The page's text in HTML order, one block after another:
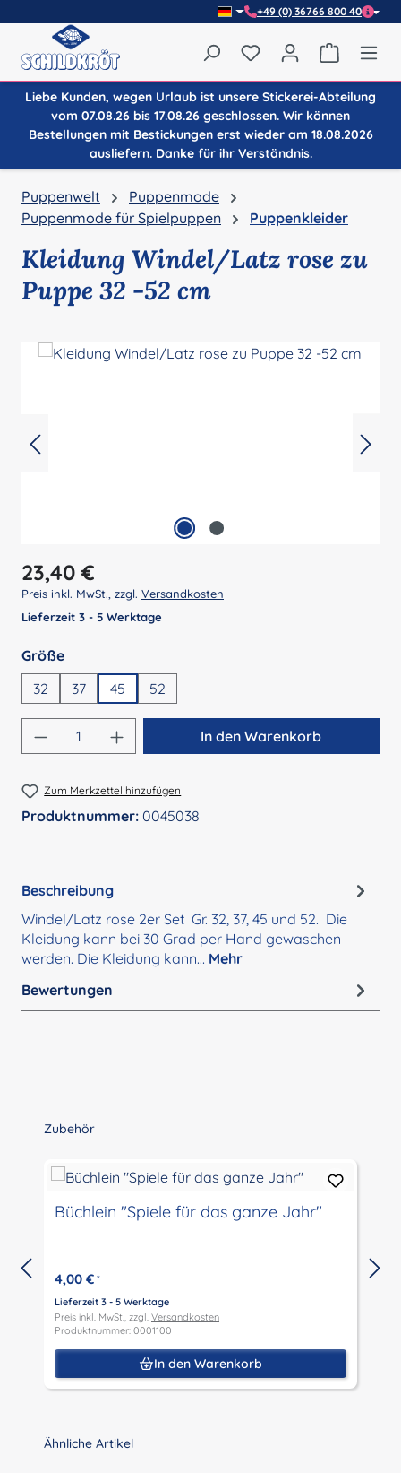
+49 (0) 36766 800 40
Du hast 0 Produkte
Liebe Kunden, wegen Urlaub ist unsere Stickerei-Abteilung
vom 07.08.26 bis 17.08.26 geschlossen. Wir können
Bestellungen mit Bestickungen erst wieder am 18.08.2026
ausliefern. Danke für ihr Verständnis.
Puppenwelt
Puppenmode
Puppenmode für Spielpuppen
Puppenkleider
Kleidung Windel/Latz rose zu
Puppe 32 -52 cm
Regulärer Preis:
23,40 €
Preis inkl. MwSt., zzgl. Versandkosten
Lieferzeit 3 - 5 Werktage
Größeauswählen
32
37 45 52
Produkt Anzahl: Gib den gewünschten
In den Warenkorb
Zum Merkzettel hinzufügen
Produktnummer: 0045038
Beschreibung
Windel/Latz rose 2er Set Gr. 32, 37, 45 und 52. Die
Kleidung kann bei 30 Grad per Hand gewaschen
werden. Die Kleidung kann… Mehr
Bewertungen
Produktgalerie überspringen
Zubehör
Büchlein "Spiele für das ganze Jahr"
4,00 € *
Lieferzeit 3 - 5 Werktage
Preis inkl. MwSt., zzgl. Versandkosten
Produktnummer: 0001100
In den Warenkorb
Produktgalerie überspringen
Ähnliche Artikel